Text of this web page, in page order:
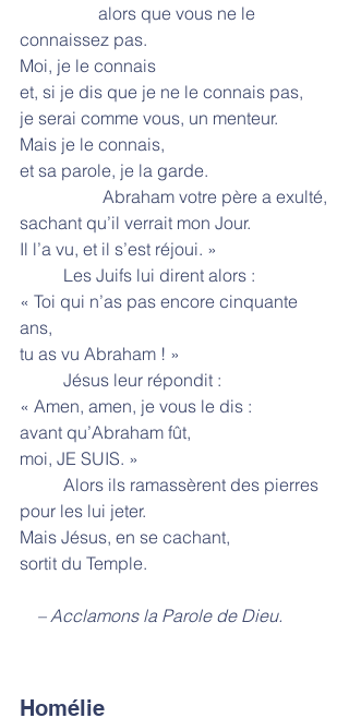
connaissez pas.
Moi, je le connais
et, si je dis que je ne le connais pas,
je serai comme vous, un menteur.
Mais je le connais,
et sa parole, je la garde.
                   Abraham votre père a exulté,
sachant qu’il verrait mon Jour.
Il l’a vu, et il s’est réjoui. »
          Les Juifs lui dirent alors :
« Toi qui n’as pas encore cinquante
ans,
tu as vu Abraham ! »
          Jésus leur répondit :
« Amen, amen, je vous le dis :
avant qu’Abraham fût,
moi, JE SUIS. »
pour les lui jeter.
Mais Jésus, en se cachant,
sortit du Temple.
    – Acclamons la Parole de Dieu.
Homélie